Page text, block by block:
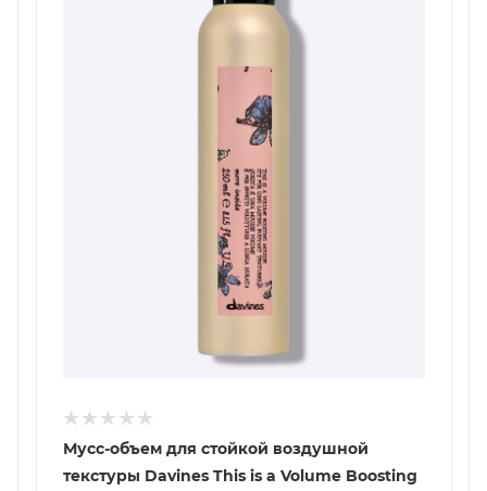
Мусс-объем для стойкой воздушной
текстуры Davines This is a Volume Boosting